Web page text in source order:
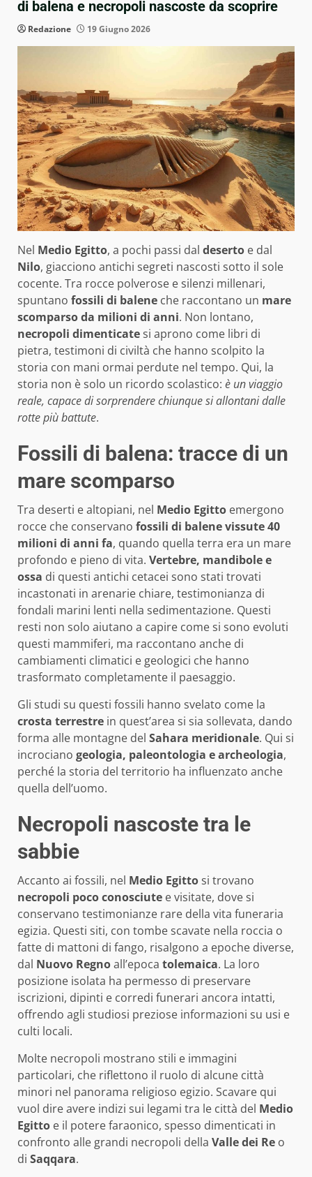
di balena e necropoli nascoste da scoprire
Redazione 19 Giugno 2026
Nel Medio Egitto, a pochi passi dal deserto e dal
Nilo, giacciono antichi segreti nascosti sotto il sole
cocente. Tra rocce polverose e silenzi millenari,
spuntano fossili di balene che raccontano un mare
scomparso da milioni di anni. Non lontano,
necropoli dimenticatesi aprono come libri di
pietra, testimoni di civiltà che hanno scolpito la
storia con mani ormai perdute nel tempo. Qui, la
storia non è solo un ricordo scolastico: è un viaggio
reale, capace di sorprendere chiunque si allontani dalle
rotte più battute.
Fossili di balena: tracce di un
mare scomparso
Tra deserti e altopiani, nel Medio Egitto emergono
rocce che conservano fossili di balene vissute 40
milioni di anni fa, quando quella terra era un mare
profondo e pieno di vita. Vertebre, mandibole e
ossa di questi antichi cetacei sono stati trovati
incastonati in arenarie chiare, testimonianza di
fondali marini lenti nella sedimentazione. Questi
resti non solo aiutano a capire come si sono evoluti
questi mammiferi, ma raccontano anche di
cambiamenti climatici e geologici che hanno
trasformato completamente il paesaggio.
Gli studi su questi fossili hanno svelato come la
crosta terrestre in quest’area si sia sollevata, dando
forma alle montagne del Sahara meridionale. Qui si
incrociano geologia, paleontologia e archeologia,
perché la storia del territorio ha influenzato anche
quella dell’uomo.
Necropoli nascoste tra le
sabbie
Accanto ai fossili, nel Medio Egittosi trovano
necropoli poco conosciute e visitate, dove si
conservano testimonianze rare della vita funeraria
egizia. Questi siti, con tombe scavate nella roccia o
fatte di mattoni di fango, risalgono a epoche diverse,
dal Nuovo Regnoall’epoca tolemaica. La loro
posizione isolata ha permesso di preservare
iscrizioni, dipinti e corredi funerari ancora intatti,
offrendo agli studiosi preziose informazioni su usi e
culti locali.
Molte necropoli mostrano stili e immagini
particolari, che riflettono il ruolo di alcune città
minori nel panorama religioso egizio. Scavare qui
vuol dire avere indizi sui legami tra le città del Medio
Egitto e il potere faraonico, spesso dimenticati in
confronto alle grandi necropoli della Valle dei Re o
di Saqqara.